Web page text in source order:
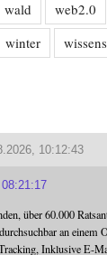
wald
web2.0
winter
10:12:43
über 60.000
an einem
Inklusive E-